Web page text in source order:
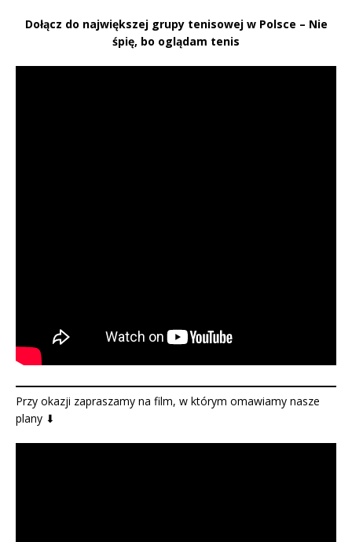
Dołącz do największej grupy tenisowej w Polsce – Nie
śpię, bo oglądam tenis
Przy okazji zapraszamy na film, w którym omawiamy nasze
plany ⬇